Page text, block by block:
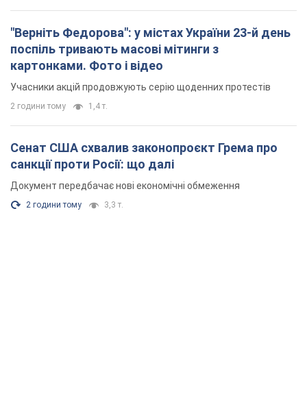
"Верніть Федорова": у містах України 23-й день
поспіль тривають масові мітинги з
картонками. Фото і відео
Учасники акцій продовжують серію щоденних протестів
2 години тому 1,4 т.
Сенат США схвалив законопроєкт Грема про
санкції проти Росії: що далі
Документ передбачає нові економічні обмеження
2 години тому 3,3 т.